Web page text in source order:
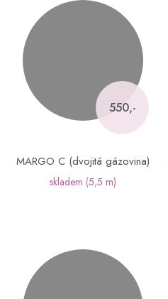
550,-
MARGO C (dvojitá gázovina)
skladem (5,5 m)